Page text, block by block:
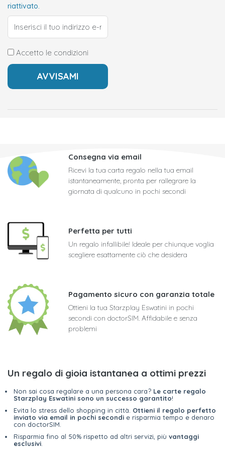
riattivato.
Accetto le condizioni
Consegna via email
Ricevi la tua carta regalo nella tua email
istantaneamente, pronta per rallegrare la
giornata di qualcuno in pochi secondi
Perfetta per tutti
Un regalo infallibile! Ideale per chiunque voglia
scegliere esattamente ciò che desidera
Pagamento sicuro con garanzia totale
Ottieni la tua Starzplay Eswatini in pochi
secondi con doctorSIM. Affidabile e senza
problemi
Un regalo di gioia istantanea a ottimi prezzi
Non sai cosa regalare a una persona cara? Le carte regalo
Starzplay Eswatini sono un successo garantito!
Evita lo stress dello shopping in città. Ottieni il regalo perfetto
inviato via email in pochi secondi e risparmia tempo e denaro
con doctorSIM.
Risparmia fino al 50% rispetto ad altri servizi, più vantaggi
esclusivi